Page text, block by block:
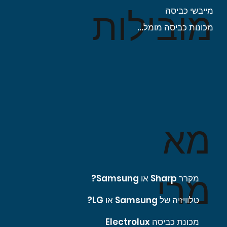
מא
מרי
מקרר Sharp או Samsung?
טלוויזיה של Samsung או LG?
מכונת כביסה Electrolux
מובילות
מייבשי כביסה
מכונות כביסה מומלצות